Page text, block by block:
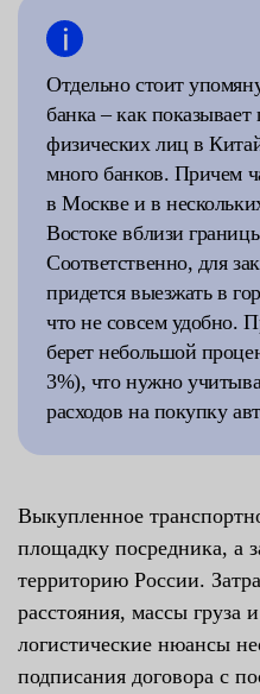
Отдельно стоит
банка – как
физических лиц в
много банков. Причем
в Москве и в
Востоке вблизи
Соответственно, для
придется выезжать в
что не совсем удобно.
берет небольшой
3%), что нужно
расходов на покупку
Выкупленное
площадку посредника, а
территорию России.
расстояния, массы груза
логистические нюансы
подписания договора с